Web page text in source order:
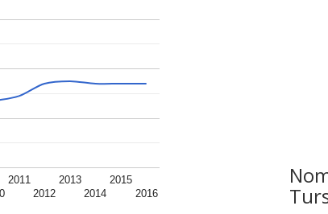
2011
2012
2013
2014
2015
2016